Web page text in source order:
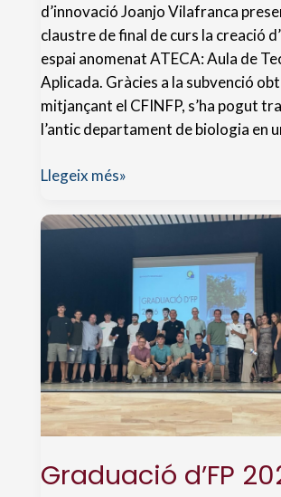
d’innovació Joanjo Vilafranca
claustre de final de curs la creació
espai anomenat ATECA: Aula de
Aplicada. Gràcies a la subvenció
mitjançant el CFINFP, s’ha pogut
l’antic departament de biologia en
Presentació
l’Aula
Llegeix més»
Graduació d’FP